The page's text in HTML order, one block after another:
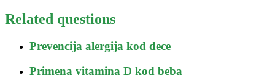
Related questions
Prevencija alergija kod dece
Primena vitamina D kod beba